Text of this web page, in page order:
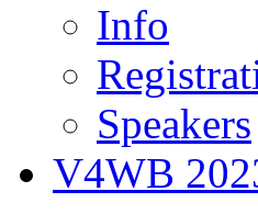
Info
Speakers
V4WB